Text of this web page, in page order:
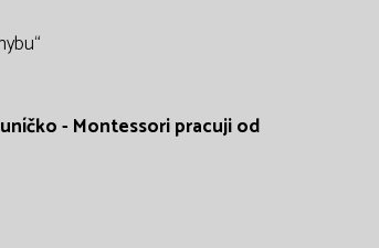
- Montessori pracuji od